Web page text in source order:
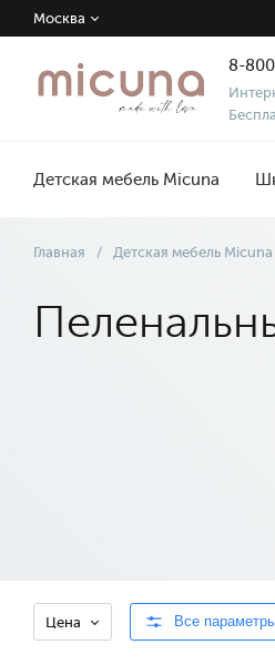
Москва
8-
Детская мебель Micuna
Главная / Детская мебель Micuna
Цена Все